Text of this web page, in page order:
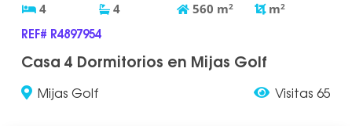
4 4 560 m2 m2
REF# R4897954
Casa 4 Dormitorios en Mijas Golf
Mijas Golf Visitas 65